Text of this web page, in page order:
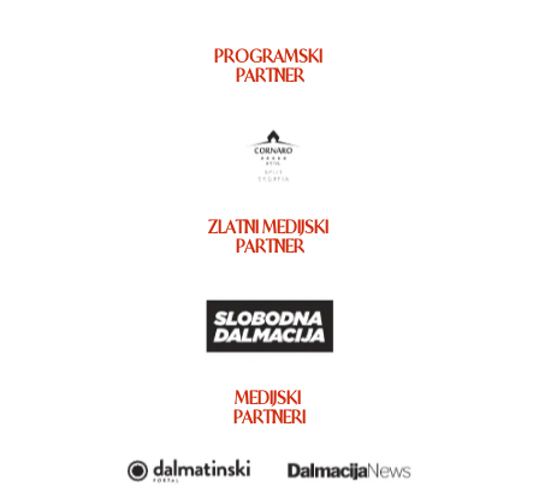
PROGRAMSKI
PARTNER
ZLATNI MEDIJSKI
PARTNER
MEDIJSKI
PARTNERI